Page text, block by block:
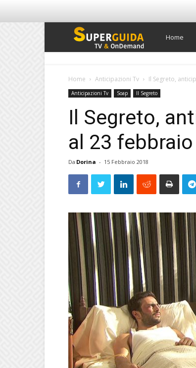
Super
TV
Home
Home Anticipazioni Tv Il Segreto,
Anticipazioni Tv Soap Il Segreto
Il Segreto,
al 23
Da Dorina - 15 Febbraio 2018